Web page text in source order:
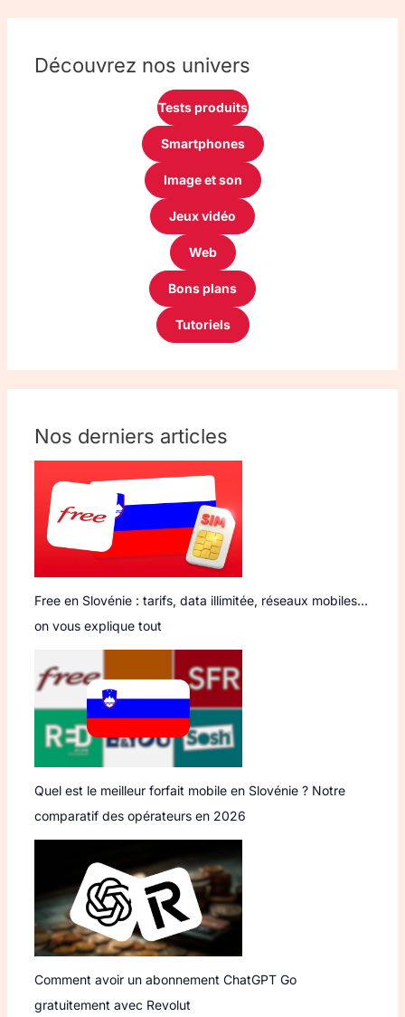
Découvrez nos univers
Tests produits
Smartphones
Image et son
Jeux vidéo
Web
Bons plans
Tutoriels
Nos derniers articles
Free en Slovénie : tarifs, data illimitée, réseaux mobiles…
on vous explique tout
Quel est le meilleur forfait mobile en Slovénie ? Notre
comparatif des opérateurs en 2026
Comment avoir un abonnement ChatGPT Go
gratuitement avec Revolut